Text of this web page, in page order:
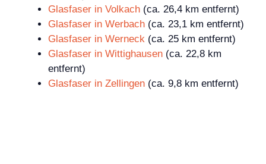
Glasfaser in Volkach (ca. 26,4 km entfernt)
Glasfaser in Werbach (ca. 23,1 km entfernt)
Glasfaser in Werneck (ca. 25 km entfernt)
Glasfaser in Wittighausen (ca. 22,8 km
entfernt)
Glasfaser in Zellingen (ca. 9,8 km entfernt)